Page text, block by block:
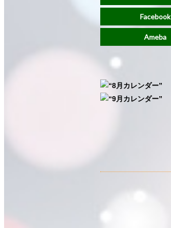
Facebook
Ameba